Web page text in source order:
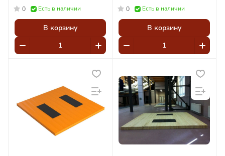
4х4х0,12м Pioner A12154
0 Есть в наличии
В корзину
300x300x12 см,
Pioner A12126
0 Есть в наличии
В корзину